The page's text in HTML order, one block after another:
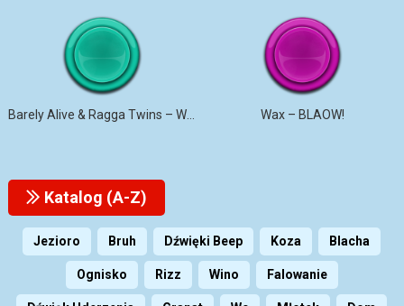
Barely Alive & Ragga Twins – We Set It Wax – BLAOW!
Katalog (A-Z)
Jezioro Bruh Dźwięki Beep Koza Blacha
Ognisko Rizz Wino Falowanie